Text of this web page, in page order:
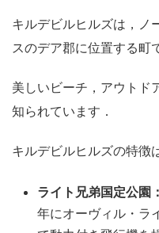
キルデビルヒルズは，ノ
スのデア郡に位置する町
美しいビーチ，アウトド
知られています．
キルデビルヒルズの特徴
ライト兄弟国定公園：
年にオーヴィル・ラ